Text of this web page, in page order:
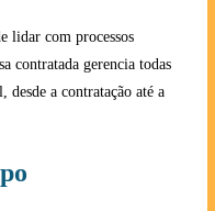
lidar com processos
contratada gerencia todas
desde a contratação até a